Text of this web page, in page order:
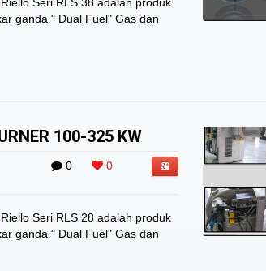
ganda " Dual Fuel" Gas dan
100-325 KW
0 0
Seri RLS 28 adalah produk
ganda " Dual Fuel" Gas dan